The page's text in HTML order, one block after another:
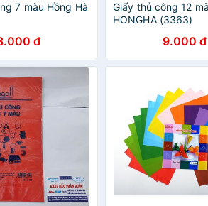
7 màu Hồng Hà
đ
Giấy thủ công 12
HONGHA (3363)
9.000 đ